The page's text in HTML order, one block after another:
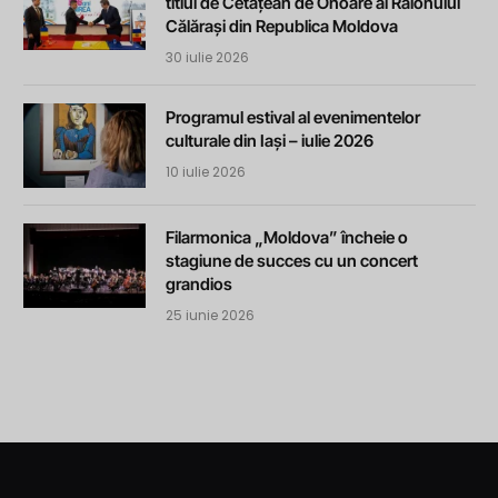
Călărași din Republica Moldova
30 iulie 2026
Programul estival al evenimentelor
culturale din Iași – iulie 2026
10 iulie 2026
Filarmonica „Moldova” încheie o
stagiune de succes cu un concert
grandios
25 iunie 2026